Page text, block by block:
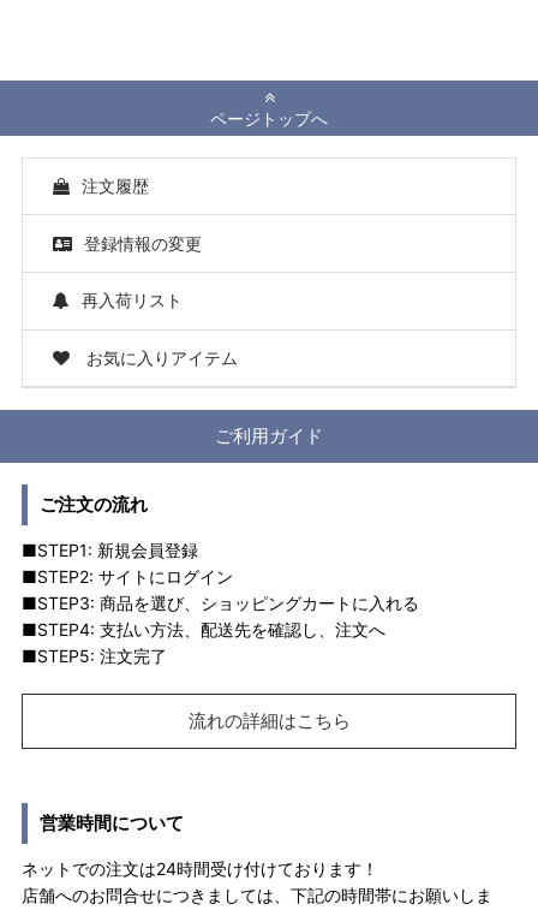
ページトップへ
注文履歴
登録情報の変更
再入荷リスト
お気に入りアイテム
ご利用ガイド
ご注文の流れ
■STEP1: 新規会員登録
■STEP2: サイトにログイン
■STEP3: 商品を選び、ショッピングカートに入れる
■STEP4: 支払い方法、配送先を確認し、注文へ
■STEP5: 注文完了
流れの詳細はこちら
営業時間について
ネットでの注文は24時間受け付けております！
店舗へのお問合せにつきましては、下記の時間帯にお願いしま